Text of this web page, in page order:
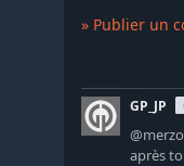
» Publier un
GP_JP
après